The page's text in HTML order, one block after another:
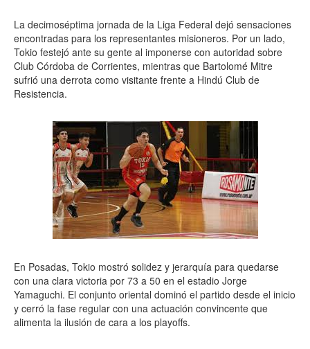
La decimoséptima jornada de la Liga Federal dejó sensaciones
encontradas para los representantes misioneros. Por un lado,
Tokio festejó ante su gente al imponerse con autoridad sobre
Club Córdoba de Corrientes, mientras que Bartolomé Mitre
sufrió una derrota como visitante frente a Hindú Club de
Resistencia.
En Posadas, Tokio mostró solidez y jerarquía para quedarse
con una clara victoria por 73 a 50 en el estadio Jorge
Yamaguchi. El conjunto oriental dominó el partido desde el inicio
y cerró la fase regular con una actuación convincente que
alimenta la ilusión de cara a los playoffs.